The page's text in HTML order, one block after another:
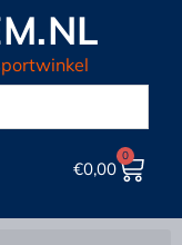
€0,00
0